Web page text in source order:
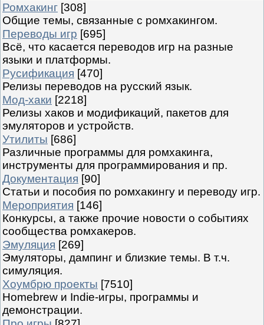
Ромхакинг [308]
Общие темы, связанные с ромхакингом.
Переводы игр [695]
Всё, что касается переводов игр на разные
языки и платформы.
Русификация [470]
Релизы переводов на русский язык.
Мод-хаки [2218]
Релизы хаков и модификаций, пакетов для
эмуляторов и устройств.
Утилиты [686]
Различные программы для ромхакинга,
инструменты для программирования и пр.
Документация [90]
Статьи и пособия по ромхакингу и переводу игр.
Мероприятия [146]
Конкурсы, а также прочие новости о событиях
сообщества ромхакеров.
Эмуляция [269]
Эмуляторы, дампинг и близкие темы. В т.ч.
симуляция.
Хоумбрю проекты [7510]
Homebrew и Indie-игры, программы и
демонстрации.